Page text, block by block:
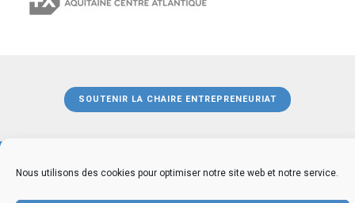
Nous utilisons des cookies pour optimiser notre site web et notre service.
SOUTENIR LA CHAIRE ENTREPRENEURIAT